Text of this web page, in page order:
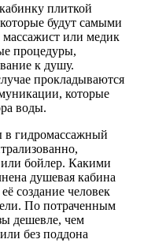
плиткой
будут самыми
или медик
процедуры,
к душу.
прокладываются
которые
воды.
в гидромассажный
или бойлер. Какими
душевая кабина
создание человек
По потраченным
дешевле, чем
без поддона